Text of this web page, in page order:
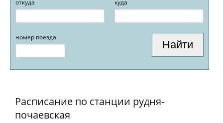
откуда куда
номер поезда
Расписание по станции рудня-
почаевская